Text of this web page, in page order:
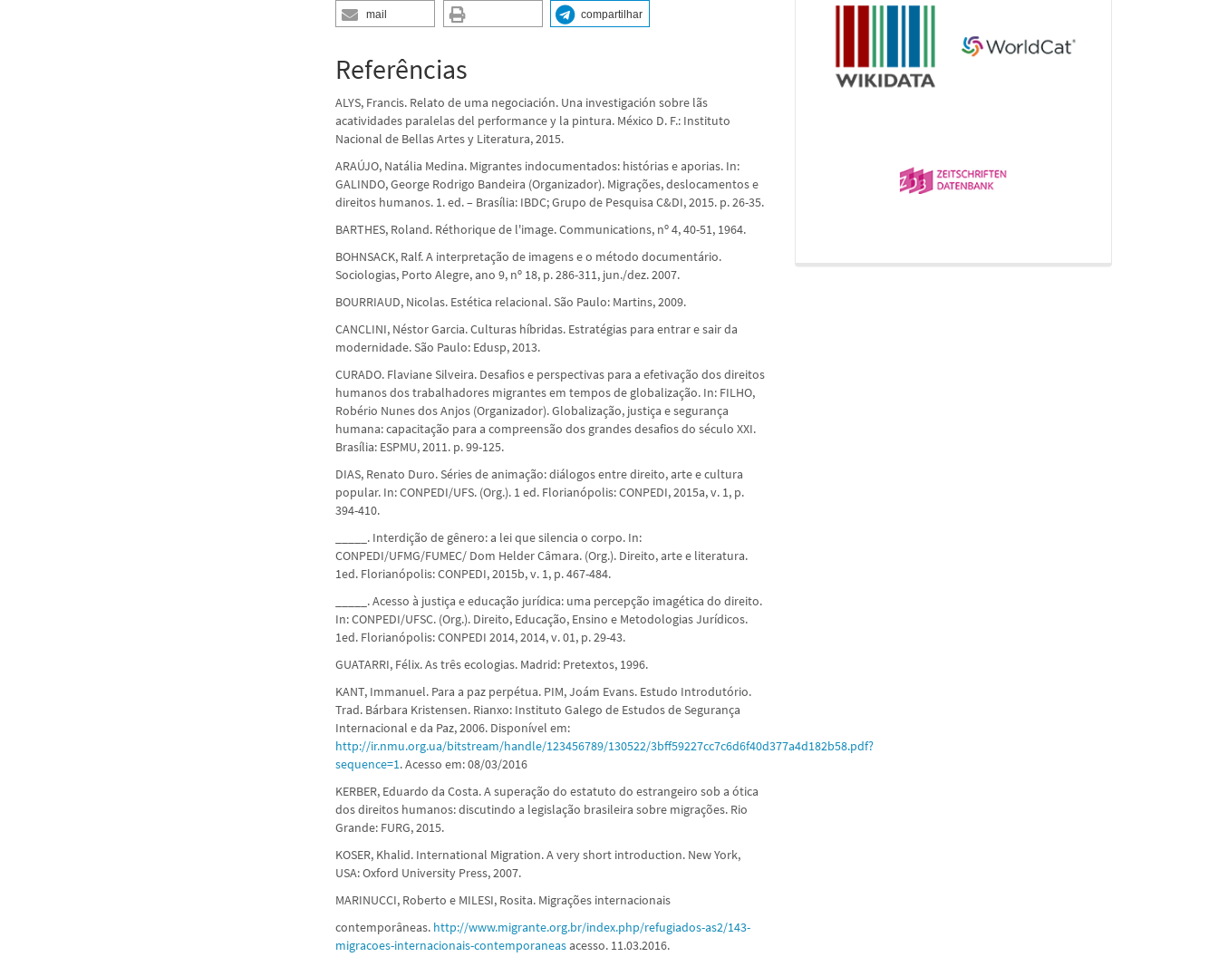
mail compartilhar
Referências
ALYS, Francis. Relato de uma negociación. Una investigación sobre lãs
acatividades paralelas del performance y la pintura. México D. F.: Instituto
Nacional de Bellas Artes y Literatura, 2015.
ARAÚJO, Natália Medina. Migrantes indocumentados: histórias e aporias. In:
GALINDO, George Rodrigo Bandeira (Organizador). Migrações, deslocamentos e
direitos humanos. 1. ed. – Brasília: IBDC; Grupo de Pesquisa C&DI, 2015. p. 26-35.
BARTHES, Roland. Réthorique de l'image. Communications, nº 4, 40-51, 1964.
BOHNSACK, Ralf. A interpretação de imagens e o método documentário.
Sociologias, Porto Alegre, ano 9, nº 18, p. 286-311, jun./dez. 2007.
BOURRIAUD, Nicolas. Estética relacional. São Paulo: Martins, 2009.
CANCLINI, Néstor Garcia. Culturas híbridas. Estratégias para entrar e sair da
modernidade. São Paulo: Edusp, 2013.
CURADO. Flaviane Silveira. Desafios e perspectivas para a efetivação dos direitos
humanos dos trabalhadores migrantes em tempos de globalização. In: FILHO,
Robério Nunes dos Anjos (Organizador). Globalização, justiça e segurança
humana: capacitação para a compreensão dos grandes desafios do século XXI.
Brasília: ESPMU, 2011. p. 99-125.
DIAS, Renato Duro. Séries de animação: diálogos entre direito, arte e cultura
popular. In: CONPEDI/UFS. (Org.). 1 ed. Florianópolis: CONPEDI, 2015a, v. 1, p.
394-410.
_____. Interdição de gênero: a lei que silencia o corpo. In:
CONPEDI/UFMG/FUMEC/ Dom Helder Câmara. (Org.). Direito, arte e literatura.
1ed. Florianópolis: CONPEDI, 2015b, v. 1, p. 467-484.
_____. Acesso à justiça e educação jurídica: uma percepção imagética do direito.
In: CONPEDI/UFSC. (Org.). Direito, Educação, Ensino e Metodologias Jurídicos.
1ed. Florianópolis: CONPEDI 2014, 2014, v. 01, p. 29-43.
GUATARRI, Félix. As três ecologias. Madrid: Pretextos, 1996.
KANT, Immanuel. Para a paz perpétua. PIM, Joám Evans. Estudo Introdutório.
Trad. Bárbara Kristensen. Rianxo: Instituto Galego de Estudos de Segurança
Internacional e da Paz, 2006. Disponível em:
http://ir.nmu.org.ua/bitstream/handle/123456789/130522/3bff59227cc7c6d6f40d377a4d182b58.pdf?
sequence=1. Acesso em: 08/03/2016
KERBER, Eduardo da Costa. A superação do estatuto do estrangeiro sob a ótica
dos direitos humanos: discutindo a legislação brasileira sobre migrações. Rio
Grande: FURG, 2015.
KOSER, Khalid. International Migration. A very short introduction. New York,
USA: Oxford University Press, 2007.
MARINUCCI, Roberto e MILESI, Rosita. Migrações internacionais
contemporâneas. http://www.migrante.org.br/index.php/refugiados-as2/143-
migracoes-internacionais-contemporaneasacesso. 11.03.2016.